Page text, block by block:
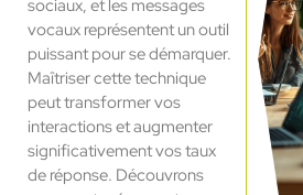
sociaux, et les messages
vocaux représentent un outil
puissant pour se démarquer.
Maîtriser cette technique
peut transformer vos
interactions et augmenter
significativement vos taux
de réponse. Découvrons